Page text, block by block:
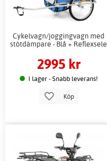
Cykelvagn/joggingvagn med
stötdämpare - Blå + Reflexsele
2995 kr
I lager - Snabb leverans!
Köp